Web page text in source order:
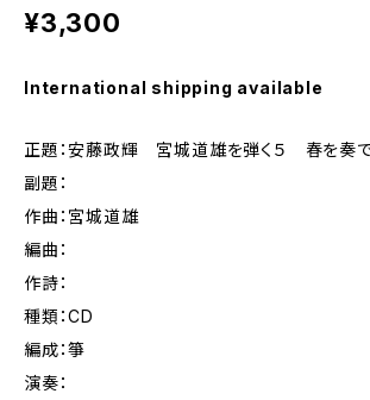
¥3,300
International shipping available
正題：安藤政輝 宮城道雄を弾く５ 春を奏
副題：
作曲：宮城道雄
編曲：
作詩：
種類：CD
編成：箏
演奏：